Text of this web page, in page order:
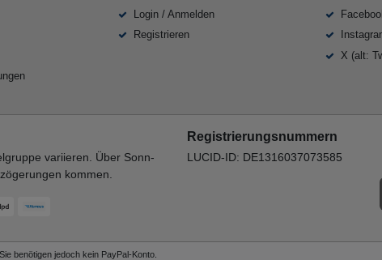
Login / Anmelden
Registrieren
X (alt:
variieren. Über Sonn-
kommen.
Registrierungsnummern
LUCID-ID: DE1316037073585
benötigen jedoch kein PayPal-Konto.